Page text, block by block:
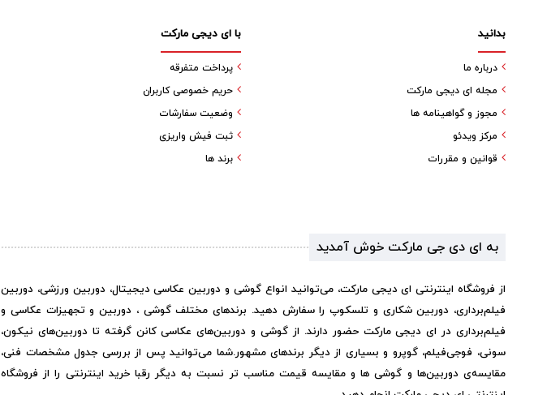
با ای دیجی مارکت
پرداخت متفرقه
حریم خصوصی کاربران
وضعیت سفارشات
ثبت فیش واریزی
برند ها
بدانید
درباره ما
مجله ای دیجی مارکت
مجوز و گواهینامه ها
مرکز ویدئو
قوانین و مقررات
به ای دی جی مارکت خوش آمدید
از فروشگاه اینترنتی ای دیجی مارکت، می‌توانید انواع گوشی و دوربین عکاسی دیجیتال، دوربین ورزشی، دوربین
فیلم‌برداری، دوربین شکاری و تلسکوپ را سفارش دهید. برندهای مختلف گوشی ، دوربین و تجهیزات عکاسی و
فیلم‌برداری در ای دیجی مارکت حضور دارند. از گوشی و دوربین‌های عکاسی کانن گرفته تا دوربین‌های نیکون،
سونی، فوجی‌فیلم، گوپرو و بسیاری از دیگر برندهای مشهور.شما می‌توانید پس از بررسی جدول مشخصات فنی،
مقایسه‌ی دوربین‌ها و گوشی ها و مقایسه قیمت مناسب تر نسبت به دیگر رقبا خرید اینترنتی را از فروشگاه